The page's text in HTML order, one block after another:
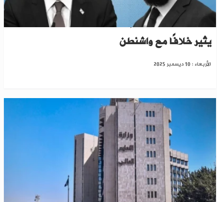
وول ستريت: موقف إسرائيل تجاه سوريا الجديدة
يثير خلافًا مع واشنطن
الأربعاء : 10 ديسمبر 2025